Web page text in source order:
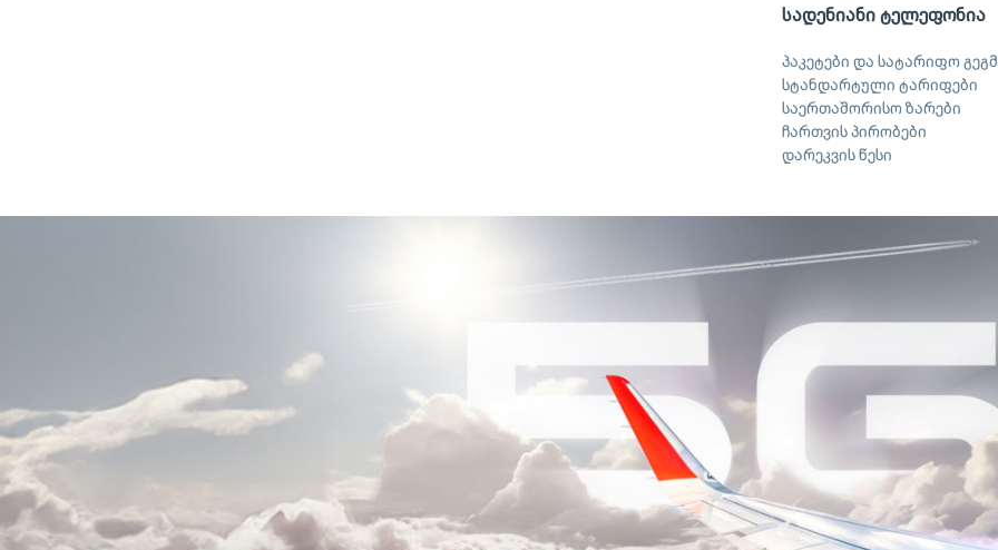
სადენიანი ტელეფონია
პაკეტები და სატარიფო
სტანდარტული ტარიფები
საერთაშორისო ზარები
ჩართვის პირობები
დარეკვის წესი